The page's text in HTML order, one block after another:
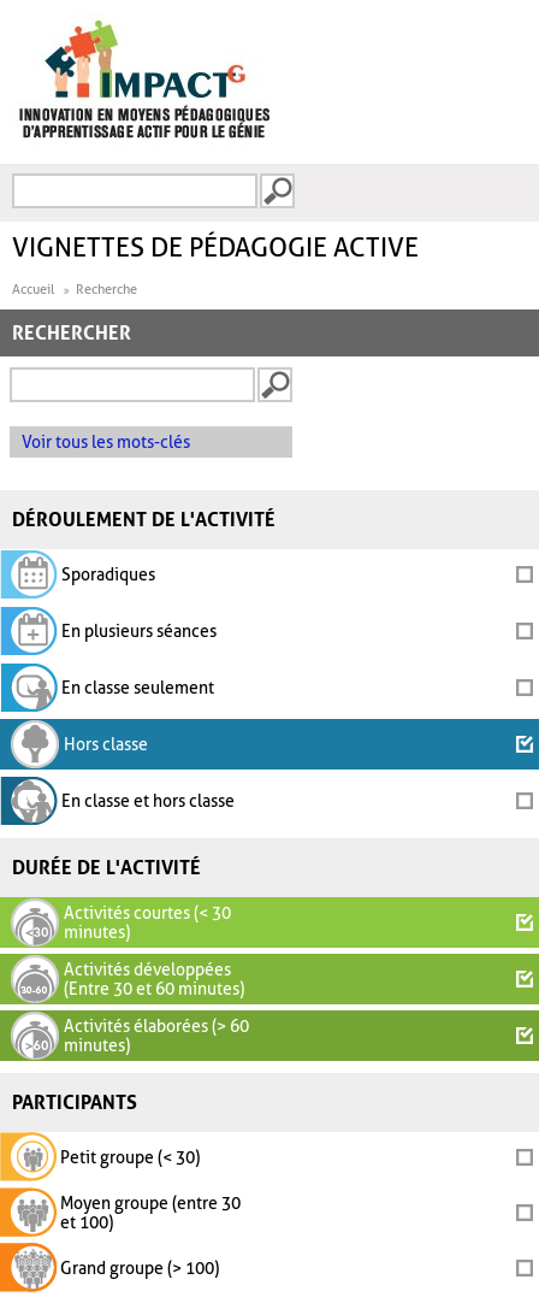
FORMULAIRE DE
VIGNETTES DE PÉDAGOGIE ACTIVE
Accueil Recherche
RECHERCHER
Voir tous les mots-clés
DÉROULEMENT DE L'ACTIVITÉ
Sporadiques
En plusieurs séances
En classe seulement
Hors classe
En classe et hors classe
DURÉE DE L'ACTIVITÉ
Activités courtes (< 30
minutes)
Activités développées
(Entre 30 et 60 minutes)
Activités élaborées (> 60
minutes)
PARTICIPANTS
Petit groupe (< 30)
Moyen groupe (entre 30
et 100)
Grand groupe (> 100)